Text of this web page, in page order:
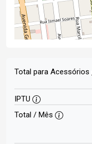
Total para Acessórios
IPTU
Total / Mês